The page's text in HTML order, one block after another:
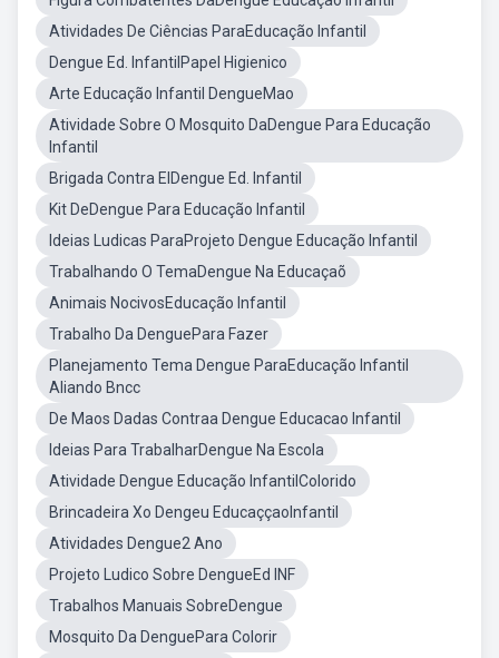
Atividades De Ciências ParaEducação Infantil
Dengue Ed. InfantilPapel Higienico
Arte Educação Infantil DengueMao
Atividade Sobre O Mosquito DaDengue Para Educação
Infantil
Brigada Contra ElDengue Ed. Infantil
Kit DeDengue Para Educação Infantil
Ideias Ludicas ParaProjeto Dengue Educação Infantil
Trabalhando O TemaDengue Na Educaçaõ
Animais NocivosEducação Infantil
Trabalho Da DenguePara Fazer
Planejamento Tema Dengue ParaEducação Infantil
Aliando Bncc
De Maos Dadas Contraa Dengue Educacao Infantil
Ideias Para TrabalharDengue Na Escola
Atividade Dengue Educação InfantilColorido
Brincadeira Xo Dengeu EducaççaoInfantil
Atividades Dengue2 Ano
Projeto Ludico Sobre DengueEd INF
Trabalhos Manuais SobreDengue
Mosquito Da DenguePara Colorir